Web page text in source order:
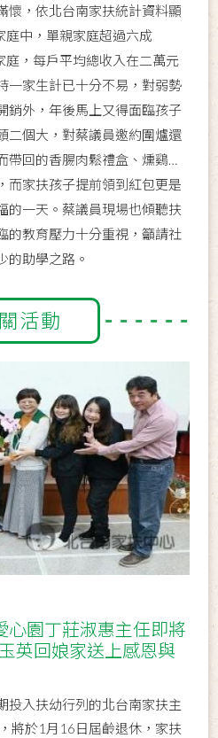
懷，依北台南家扶統計資料顯
中，單親家庭超過六成
庭，每戶平均總收入在二萬元
一家生計已十分不易，對弱勢
銷外，年後馬上又得面臨孩子
二個大，對蔡議員邀約圍爐還
帶回的香腸肉鬆禮盒、燻鷄…
而家扶孩子提前領到紅包更是
的一天。蔡議員現場也傾聽扶
的教育壓力十分重視，籲請社
的助學之路。
活動
心園丁莊淑惠主任即將
英回娘家送上感恩與
投入扶幼行列的北台南家扶主
將於1月16日屆齡退休，家扶